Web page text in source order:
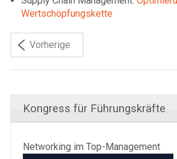
Wertschöpfungskette
Vorherige
Kongress für Führungskräfte
Networking im Top-Management